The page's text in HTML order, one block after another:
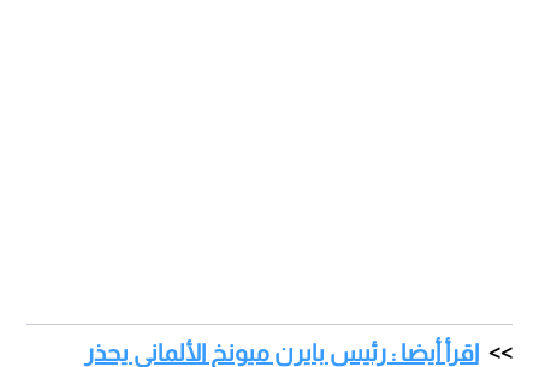
اقرأ أيضا : رئيس بايرن ميونخ الألماني يحذر